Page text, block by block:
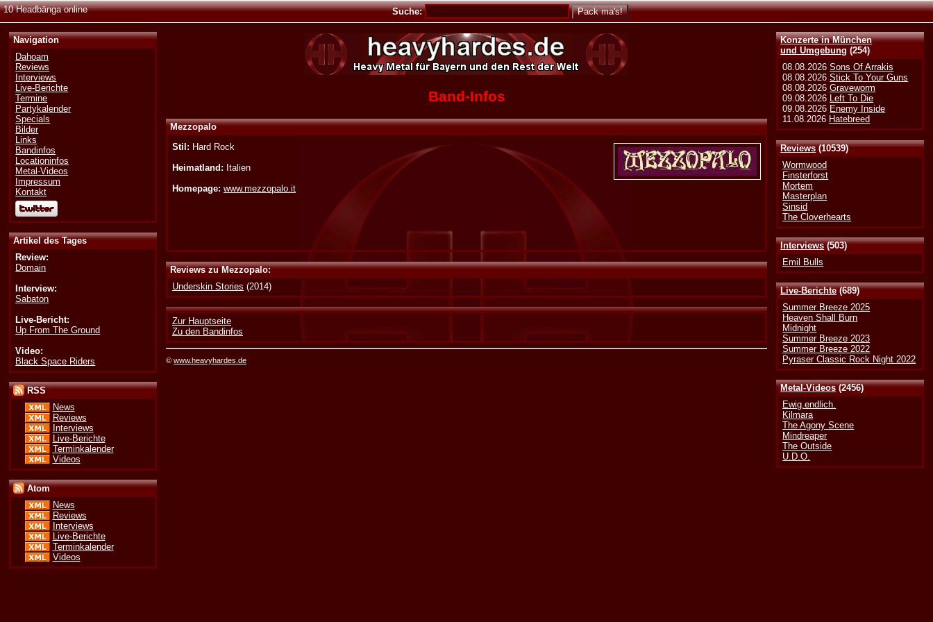
10 Headbänga online Suche:
Konzerte in München
und Umgebung (254)
08.08.2026Sons Of Arrakis
08.08.2026Stick To Your Guns
08.08.2026Graveworm
09.08.2026 Left To Die
09.08.2026 Enemy Inside
11.08.2026 Hatebreed
Reviews(10539)
Wormwood
Finsterforst
Mortem
Masterplan
Sinsid
The Cloverhearts
Interviews(503)
Emil Bulls
Live-Berichte(689)
Summer Breeze 2025
Heaven Shall Burn
Midnight
Summer Breeze 2023
Summer Breeze 2022
Pyraser Classic Rock Night 2022
Metal-Videos(2456)
Ewig.endlich.
Kilmara
The Agony Scene
Mindreaper
The Outside
U.D.O.
Navigation
Dahoam
Reviews
Interviews
Live-Berichte
Termine
Partykalender
Specials
Bilder
Links
Bandinfos
Locationinfos
Metal-Videos
Impressum
Kontakt
Artikel des Tages
Review:
Domain
Interview:
Sabaton
Live-Bericht:
Up From The Ground
Video:
Black Space Riders
RSS
News
Reviews
Interviews
Live-Berichte
Terminkalender
Videos
Atom
News
Reviews
Interviews
Live-Berichte
Terminkalender
Videos
Band-Infos
Mezzopalo
Stil: Hard Rock
Heimatland: Italien
Homepage: www.mezzopalo.it
Reviews zu Mezzopalo:
Underskin Stories (2014)
Zur Hauptseite
Zu den Bandinfos
©www.heavyhardes.de